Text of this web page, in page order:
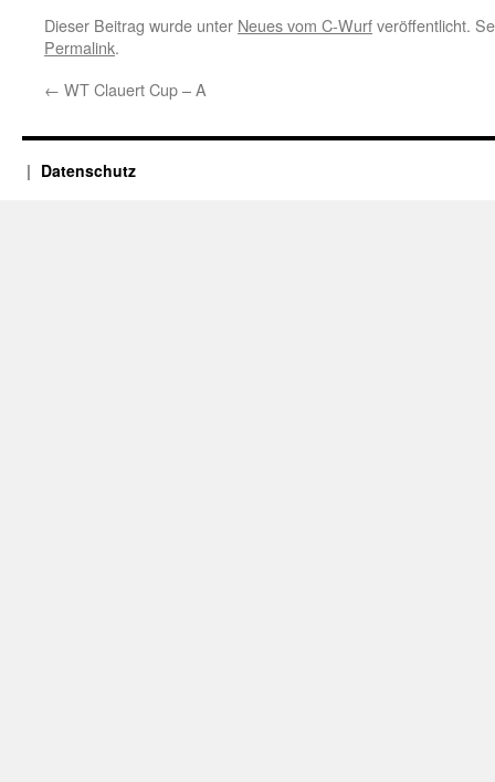
Dieser Beitrag wurde unter Neues vom C-Wurfveröffentlicht.
Permalink.
← WT Clauert Cup – A
Datenschutz